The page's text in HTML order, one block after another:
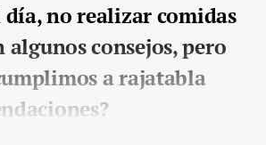
día, no realizar comidas
algunos consejos, pero
a rajatabla